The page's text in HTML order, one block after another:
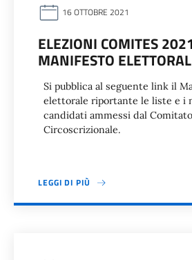
16 OTTOBRE 2021
ELEZIONI COMITES
MANIFESTO
Si pubblica al seguente link il
elettorale riportante le liste e i
candidati ammessi dal
Circoscrizionale.
LEGGI DI PIÙ